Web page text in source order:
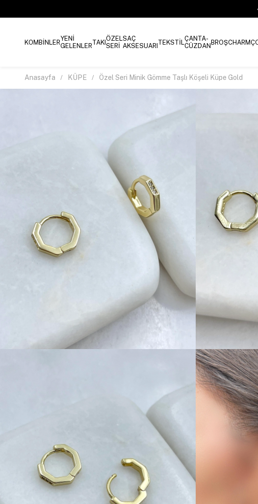
KOMBİNLERYENİ
GELENLERTAKIÖZEL
SERİ
SAÇ
AKSESUARI TEKSTİLÇANTA-
CÜZDANBROŞCHARM
Anasayfa KÜPE Özel Seri Minik Gömme Taşlı Köşeli Küpe Gold